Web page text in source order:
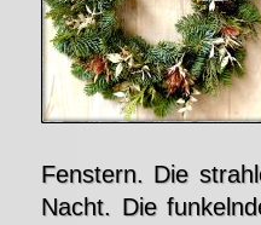
Fenstern. Die
Nacht. Die